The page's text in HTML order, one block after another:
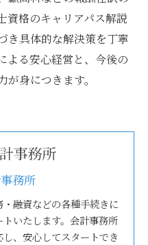
資格のキャリアパス解説
き具体的な解決策を丁寧
よる安心経営と、今後の
身につきます。
務所
融資などの各種手続きに
いたします。会計事務所
、安心してスタートでき